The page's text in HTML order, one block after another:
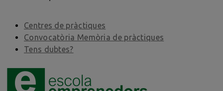
Centres de pràctiques
Convocatòria Memòria de pràctiques
Tens dubtes?